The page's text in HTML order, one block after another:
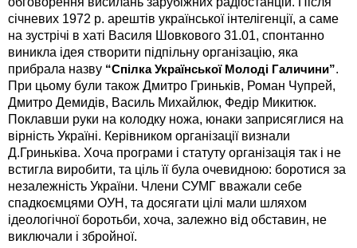
січневих 1972 р. арештів української інтелігенції, а саме
на зустрічі в хаті Василя Шовкового 31.01, спонтанно
виникла ідея створити підпільну організацію, яка
прибрала назву “Спілка Української Молоді Галичини”.
При цьому були також Дмитро Гриньків, Роман Чупрей,
Дмитро Демидів, Василь Михайлюк, Федір Микитюк.
Поклавши руки на колодку ножа, юнаки заприсяглися на
вірність Україні. Керівником організації визнали
Д.Гриньківа. Хоча програми і статуту організація так і не
встигла виробити, та ціль її була очевидною: боротися за
незалежність України. Члени СУМГ вважали себе
спадкоємцями ОУН, та досягати цілі мали шляхом
ідеологічної боротьби, хоча, залежно від обставин, не
виключали і збройної.